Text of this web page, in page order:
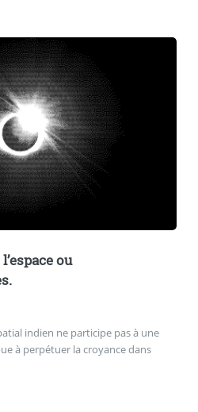
ou
indien ne participe pas à une
à perpétuer la croyance dans